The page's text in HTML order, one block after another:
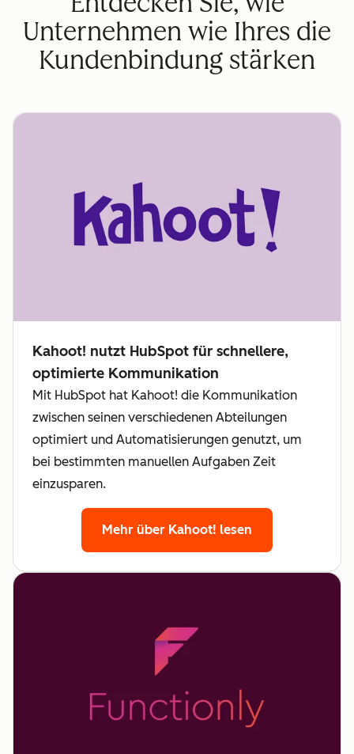
Unternehmen wie Ihres die
Kundenbindung stärken
Kahoot! nutzt HubSpot für schnellere,
optimierte Kommunikation
Mit HubSpot hat Kahoot! die Kommunikation
zwischen seinen verschiedenen Abteilungen
optimiert und Automatisierungen genutzt, um
bei bestimmten manuellen Aufgaben Zeit
einzusparen.
Mehr über Kahoot! lesen